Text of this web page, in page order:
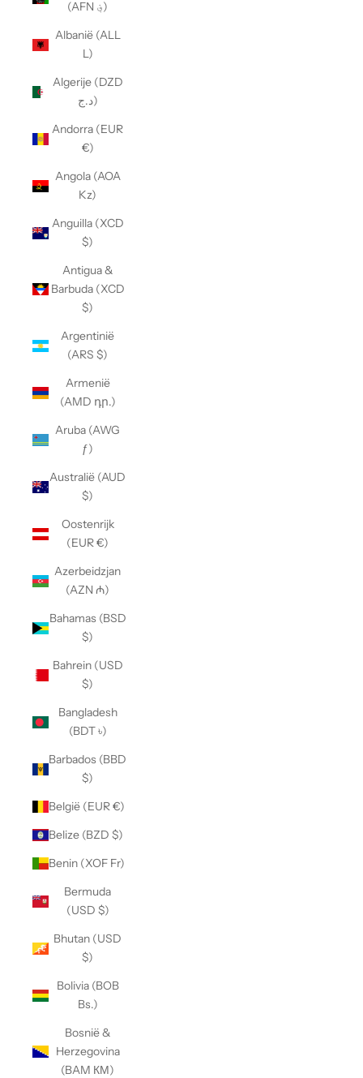
(AFN ؋)
Albanië (ALL
L)
Algerije (DZD
د.ج)
Andorra (EUR
€)
Angola (AOA
Kz)
Anguilla (XCD
$)
Antigua &
Barbuda (XCD
$)
Argentinië
(ARS $)
Armenië
(AMD դր.)
Aruba (AWG
ƒ)
Australië (AUD
$)
Oostenrijk
(EUR €)
Azerbeidzjan
(AZN ₼)
Bahamas (BSD
$)
Bahrein (USD
$)
Bangladesh
(BDT ৳)
Barbados (BBD
$)
België (EUR €)
Belize (BZD $)
Benin (XOF Fr)
Bermuda
(USD $)
Bhutan (USD
$)
Bolivia (BOB
Bs.)
Bosnië &
Herzegovina
(BAM КМ)